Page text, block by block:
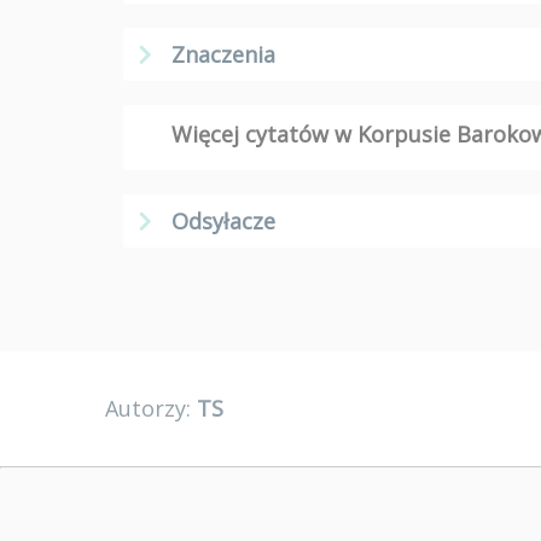
Znaczenia
Więcej cytatów w Korpusie
Odsyłacze
Autorzy: TS